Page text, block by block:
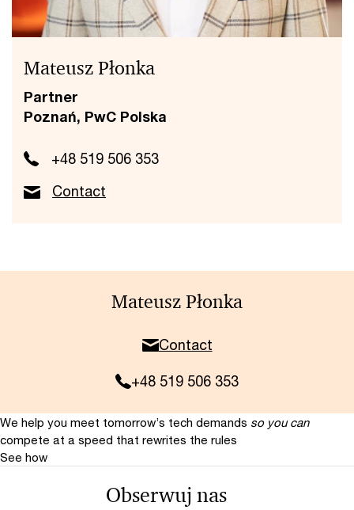
Mateusz Płonka
Partner
Poznań, PwC Polska
+48 519 506 353
Contact
Mateusz Płonka
Contact
+48 519 506 353
We help you meet tomorrow’s tech demands so you can
compete at a speed that rewrites the rules
See how
Obserwuj nas